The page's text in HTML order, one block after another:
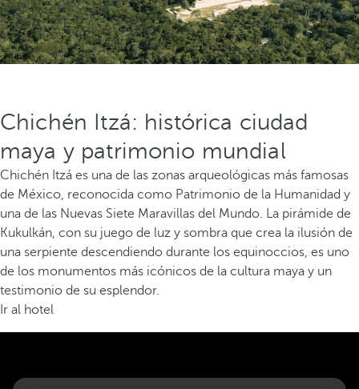
Chichén Itzá: histórica ciudad
maya y patrimonio mundial
Chichén Itzá es una de las zonas arqueológicas más famosas
de México, reconocida como Patrimonio de la Humanidad y
una de las Nuevas Siete Maravillas del Mundo. La pirámide de
Kukulkán, con su juego de luz y sombra que crea la ilusión de
una serpiente descendiendo durante los equinoccios, es uno
de los monumentos más icónicos de la cultura maya y un
testimonio de su esplendor.
Ir al hotel